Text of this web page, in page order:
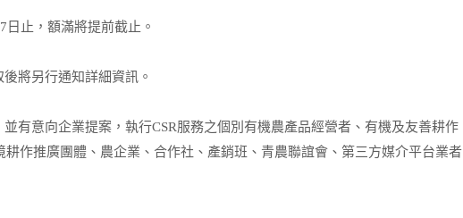
止，額滿將提前截止。
將另行通知詳細資訊。
有意向企業提案，執行CSR服務之個別有機農產品經營者、有機及友善耕作
作推廣團體、農企業、合作社、產銷班、青農聯誼會、第三方媒介平台業者